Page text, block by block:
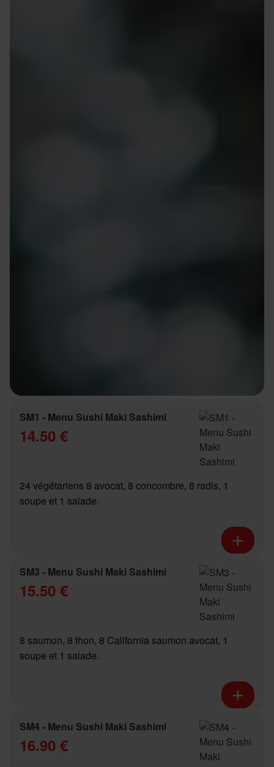
SM1 - Menu Sushi Maki Sashimi
14.50 €
24 végétariens 8 avocat, 8 concombre, 8 radis, 1
soupe et 1 salade.
SM3 - Menu Sushi Maki Sashimi
15.50 €
8 saumon, 8 thon, 8 California saumon avocat, 1
soupe et 1 salade.
SM4 - Menu Sushi Maki Sashimi
16.90 €